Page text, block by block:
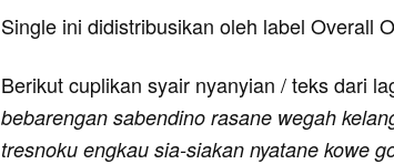
Single ini didistribusikan oleh label Overall
Berikut cuplikan syair nyanyian / teks dari
bebarengan sabendino rasane wegah
tresnoku engkau sia-siakan nyatane kowe